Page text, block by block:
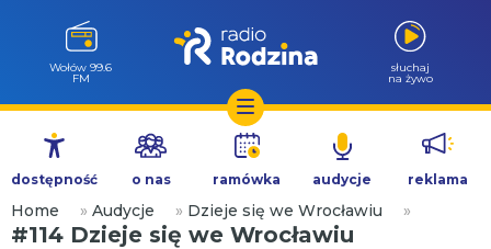
Przejdź
treści
Wołów 99.6
FM
słuchaj
na żywo
dostępność o nas ramówka audycje reklama
Home » Audycje » Dzieje się we Wrocławiu »
#114 Dzieje się we Wrocławiu